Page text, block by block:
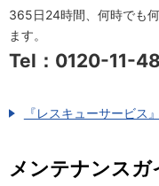
365日24時間、何時でも
ます。
Tel：0120-11-
『レスキューサービス』
メンテナンスガ